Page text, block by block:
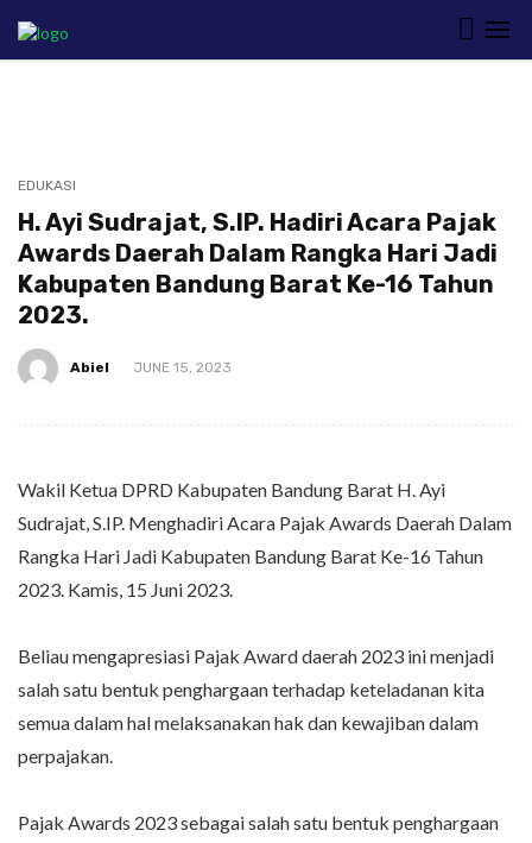
EDUKASI
H. Ayi Sudrajat, S.IP. Hadiri Acara Pajak
Awards Daerah Dalam Rangka Hari Jadi
Kabupaten Bandung Barat Ke-16 Tahun
2023.
Abiel JUNE 15, 2023
Wakil Ketua DPRD Kabupaten Bandung Barat H. Ayi
Sudrajat, S.IP. Menghadiri Acara Pajak Awards Daerah Dalam
Rangka Hari Jadi Kabupaten Bandung Barat Ke-16 Tahun
2023. Kamis, 15 Juni 2023.
Beliau mengapresiasi Pajak Award daerah 2023 ini menjadi
salah satu bentuk penghargaan terhadap keteladanan kita
semua dalam hal melaksanakan hak dan kewajiban dalam
perpajakan.
Pajak Awards 2023 sebagai salah satu bentuk penghargaan